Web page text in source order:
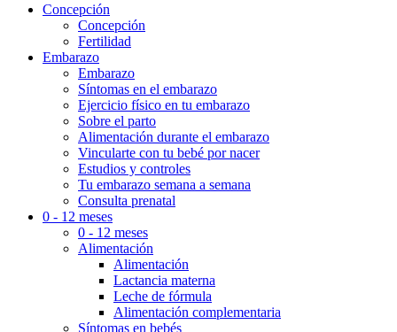
Concepción
Concepción
Fertilidad
Embarazo
Embarazo
Síntomas en el embarazo
Ejercicio físico en tu embarazo
Sobre el parto
Alimentación durante el embarazo
Vincularte con tu bebé por nacer
Estudios y controles
Tu embarazo semana a semana
Consulta prenatal
0 - 12 meses
0 - 12 meses
Alimentación
Alimentación
Lactancia materna
Leche de fórmula
Alimentación complementaria
Síntomas en bebés